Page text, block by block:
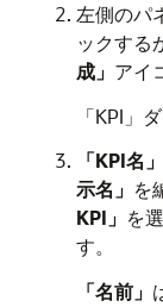
左側のパ
ックする
成」 アイ
「KPI」
「KPI名」
示名」 を
KPI」 を
す。
「名前」